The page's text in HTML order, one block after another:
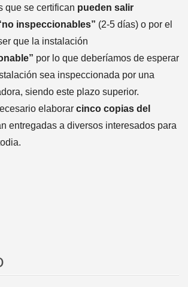
que se certifican pueden salir
inspeccionables” (2-5 días) o por el
que la instalación
por lo que deberíamos de esperar
sea inspeccionada por una
siendo este plazo superior.
elaborar cinco copias del
entregadas a diversos interesados para